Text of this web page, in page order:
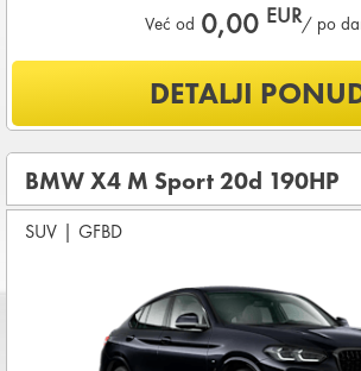
Već od 0,00 EUR/ po
Šta je uključeno u ponudu?
OSNOVNI PAKET OSIGURANJA od
(THW)
Koji su osnovni uslovi za najam vozila?
DEPOZIT NA KREDITNOJ KARTICI u
1.800,00 EUR+ iznosa najma
DETALJI
BMW X4 M Sport 20d 190HP
SUV | GFBD